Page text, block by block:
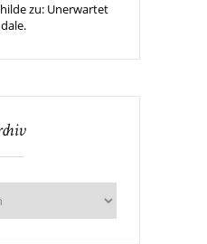
zu: Unerwartet